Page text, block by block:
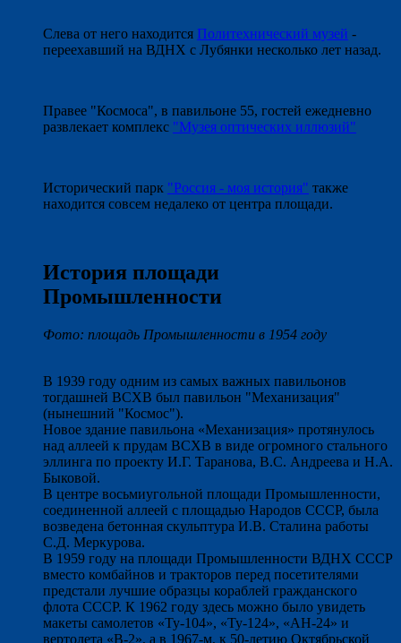
Слева от него находится Политехнический музей -
переехавший на ВДНХ с Лубянки несколько лет назад.
Правее "Космоса", в павильоне 55, гостей ежедневно
развлекает комплекс "Музея оптических иллюзий"
Исторический парк "Россия - моя история" также
находится совсем недалеко от центра площади.
История площади
Промышленности
Фото: площадь Промышленности в 1954 году
В 1939 году одним из самых важных павильонов
тогдашней ВСХВ был павильон "Механизация"
(нынешний "Космос").
Новое здание павильона «Механизация» протянулось
над аллеей к прудам ВСХВ в виде огромного стального
эллинга по проекту И.Г. Таранова, В.С. Андреева и Н.А.
Быковой.
В центре восьмиугольной площади Промышленности,
соединенной аллеей с площадью Народов СССР, была
возведена бетонная скульптура И.В. Сталина работы
С.Д. Меркурова.
В 1959 году на площади Промышленности ВДНХ СССР
вместо комбайнов и тракторов перед посетителями
предстали лучшие образцы кораблей гражданского
флота СССР. К 1962 году здесь можно было увидеть
макеты самолетов «Ту-104», «Ту-124», «АН-24» и
вертолета «В-2», а в 1967-м, к 50-летию Октябрьской